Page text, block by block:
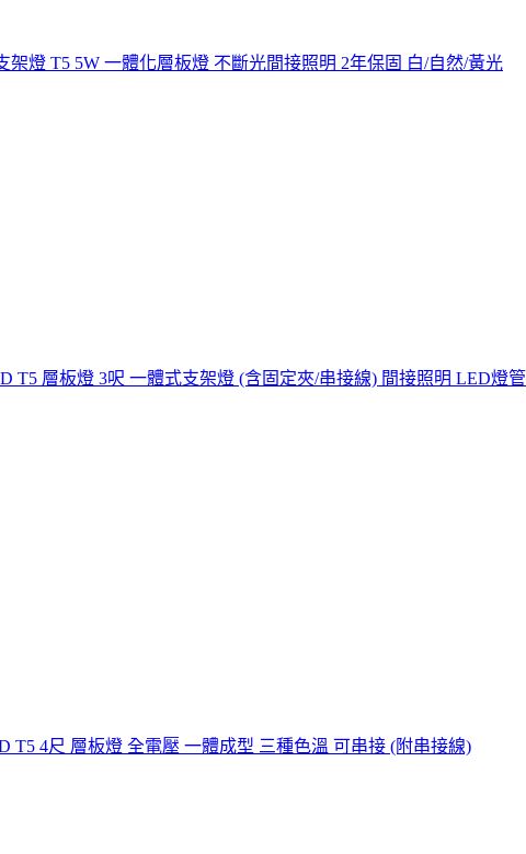
架燈 T5 5W 一體化層板燈 不斷光間接照明 2年保固 白/自然/黃光
T5 層板燈 3呎 一體式支架燈 (含固定夾/串接線) 間接照明 LED燈管
T5 4尺 層板燈 全電壓 一體成型 三種色溫 可串接 (附串接線)